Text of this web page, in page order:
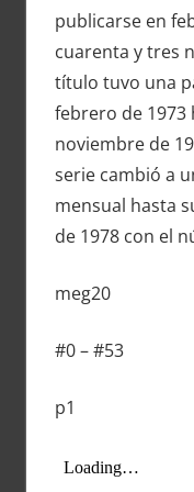
publicarse en
cuarenta y tres
título tuvo una
febrero de 1973
noviembre de
serie cambió a
mensual hasta
de 1978 con el
meg20
#0 – #53
p1